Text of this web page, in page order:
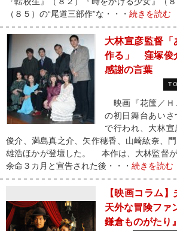
（８５）の“尾道三部作”な・・・ 続きを読む
大林宣彦監督「
作る」 窪塚俊
感謝の言葉
映画『花筺／Ｈ
の初日舞台あい
で行われ、大林
俊介、満島真之介、矢作穂香、山崎紘奈、
雄浩ほかが登壇した。 本作は、大林監督
余命３カ月と宣告された後・・・ 続きを読む
【映画コラム
天外な冒険ファ
鎌倉ものがたり』